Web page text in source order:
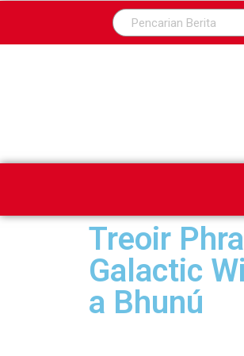
Treoir
Galactic
a Bhunú